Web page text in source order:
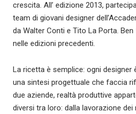
crescita. All’ edizione 2013,
team di giovani designer
da Walter Conti e Tito La Porta.
nelle edizioni precedenti.
La ricetta è semplice: ogni designer
una sintesi progettuale che faccia
due aziende, realtà produttive
diversi tra loro: dalla lavorazione dei